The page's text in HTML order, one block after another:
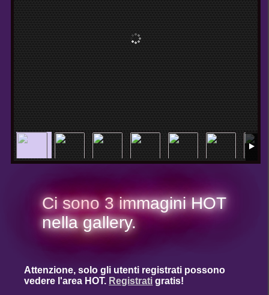
Ci sono 3 immagini HOT
nella gallery.
Attenzione, solo gli utenti registrati possono
vedere l'area HOT. Registrati gratis!